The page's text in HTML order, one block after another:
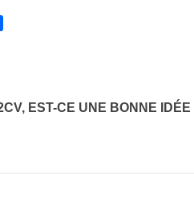
EST-CE UNE BONNE IDÉE